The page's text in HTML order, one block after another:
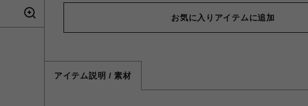
お気に入りアイテムに追加
アイテム説明 / 素材